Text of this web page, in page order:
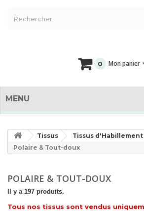
0 Mon panier
MENU
Tissus Tissus d'Habillement
Polaire & Tout-doux
POLAIRE & TOUT-DOUX
Il y a 197 produits.
Tous nos tissus sont vendus